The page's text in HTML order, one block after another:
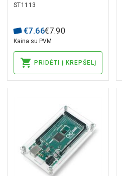
suderinamas su Arduino
ST1113
€7.66€7.90
Kaina su PVM
PRIDĖTI Į KREPŠELĮ